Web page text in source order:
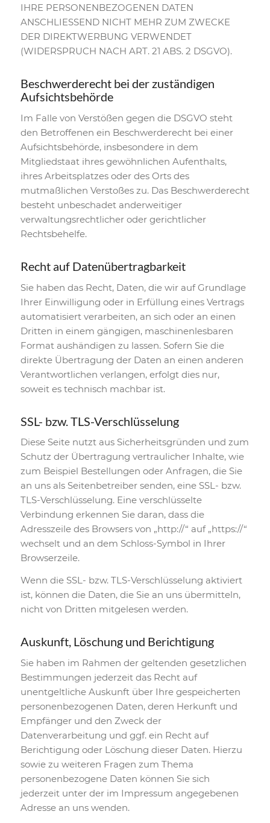
IHRE PERSONENBEZOGENEN DATEN
ANSCHLIESSEND NICHT MEHR ZUM ZWECKE
DER DIREKTWERBUNG VERWENDET
(WIDERSPRUCH NACH ART. 21 ABS. 2 DSGVO).
Beschwerde­recht bei der zuständigen
Aufsichts­behörde
Im Falle von Verstößen gegen die DSGVO steht
den Betroffenen ein Beschwerderecht bei einer
Aufsichtsbehörde, insbesondere in dem
Mitgliedstaat ihres gewöhnlichen Aufenthalts,
ihres Arbeitsplatzes oder des Orts des
mutmaßlichen Verstoßes zu. Das Beschwerderecht
besteht unbeschadet anderweitiger
verwaltungsrechtlicher oder gerichtlicher
Rechtsbehelfe.
Recht auf Daten­übertrag­barkeit
Sie haben das Recht, Daten, die wir auf Grundlage
Ihrer Einwilligung oder in Erfüllung eines Vertrags
automatisiert verarbeiten, an sich oder an einen
Dritten in einem gängigen, maschinenlesbaren
Format aushändigen zu lassen. Sofern Sie die
direkte Übertragung der Daten an einen anderen
Verantwortlichen verlangen, erfolgt dies nur,
soweit es technisch machbar ist.
SSL- bzw. TLS-Verschlüsselung
Diese Seite nutzt aus Sicherheitsgründen und zum
Schutz der Übertragung vertraulicher Inhalte, wie
zum Beispiel Bestellungen oder Anfragen, die Sie
an uns als Seitenbetreiber senden, eine SSL- bzw.
TLS-Verschlüsselung. Eine verschlüsselte
Verbindung erkennen Sie daran, dass die
Adresszeile des Browsers von „http://“ auf „https://“
wechselt und an dem Schloss-Symbol in Ihrer
Browserzeile.
Wenn die SSL- bzw. TLS-Verschlüsselung aktiviert
ist, können die Daten, die Sie an uns übermitteln,
nicht von Dritten mitgelesen werden.
Auskunft, Löschung und Berichtigung
Sie haben im Rahmen der geltenden gesetzlichen
Bestimmungen jederzeit das Recht auf
unentgeltliche Auskunft über Ihre gespeicherten
personenbezogenen Daten, deren Herkunft und
Empfänger und den Zweck der
Datenverarbeitung und ggf. ein Recht auf
Berichtigung oder Löschung dieser Daten. Hierzu
sowie zu weiteren Fragen zum Thema
personenbezogene Daten können Sie sich
jederzeit unter der im Impressum angegebenen
Adresse an uns wenden.